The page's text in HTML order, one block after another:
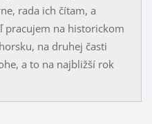
rada ich čítam, a
pracujem na historickom
na druhej časti
a to na najbližší rok